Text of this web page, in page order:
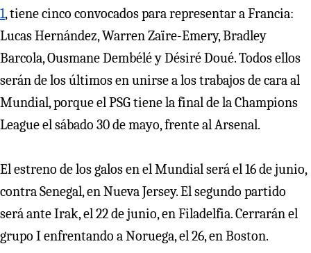
1, tiene cinco convocados para representar a Francia:
Lucas Hernández, Warren Zaïre-Emery, Bradley
Barcola, Ousmane Dembélé y Désiré Doué. Todos ellos
serán de los últimos en unirse a los trabajos de cara al
Mundial, porque el PSG tiene la final de la Champions
League el sábado 30 de mayo, frente al Arsenal.
El estreno de los galos en el Mundial será el 16 de junio,
contra Senegal, en Nueva Jersey. El segundo partido
será ante Irak, el 22 de junio, en Filadelfia. Cerrarán el
grupo I enfrentando a Noruega, el 26, en Boston.